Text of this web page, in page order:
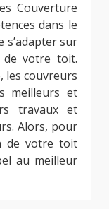
Couverture
dans le
s’adapter sur
votre toit.
les couvreurs
meilleurs et
travaux et
Alors, pour
de votre toit
au meilleur